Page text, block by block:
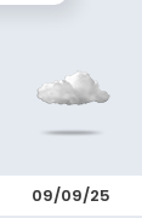
09/09/25